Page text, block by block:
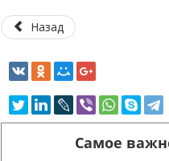
Назад
Самое